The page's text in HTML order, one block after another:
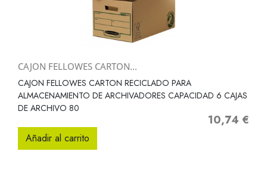
CAJON FELLOWES CARTON...
CAJON FELLOWES CARTON RECICLADO PARA
ALMACENAMIENTO DE ARCHIVADORES CAPACIDAD 6 CAJAS
DE ARCHIVO 80
Precio
10,74 €
Añadir al carrito